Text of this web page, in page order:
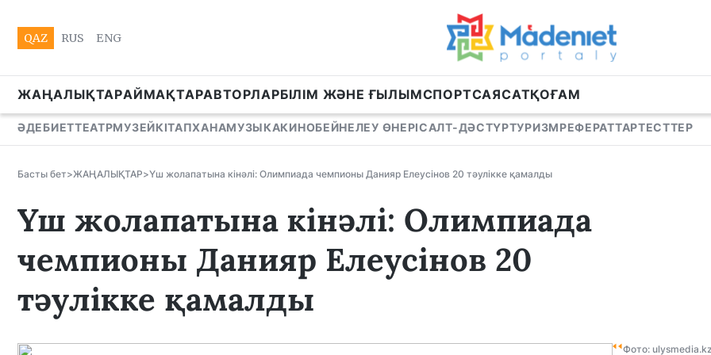
QAZ RUS ENG
ЖАҢАЛЫҚТАРАЙМАҚТАРАВТОРЛАРБІЛІМ ЖӘНЕ ҒЫЛЫМСПОРТСАЯСАТҚОҒАМ
ӘДЕБИЕТТЕАТРМУЗЕЙКІТАПХАНАМУЗЫКАКИНОБЕЙНЕЛЕУ ӨНЕРІСАЛТ-ДӘСТҮРТУРИЗМРЕФЕРАТТАРТЕСТТЕР
Басты бет>ЖАҢАЛЫҚТАР>Үш жолапатына кінәлі: Олимпиада чемпионы Данияр Елеусінов 20 тәулікке қамалды
Үш жолапатына кінәлі: Олимпиада
чемпионы Данияр Елеусінов 20
тәулікке қамалды
Фото: